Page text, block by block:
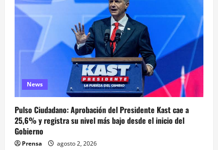
News
Pulso Ciudadano: Aprobación del Presidente Kast cae a
25,6% y registra su nivel más bajo desde el inicio del
Gobierno
Prensa agosto 2, 2026